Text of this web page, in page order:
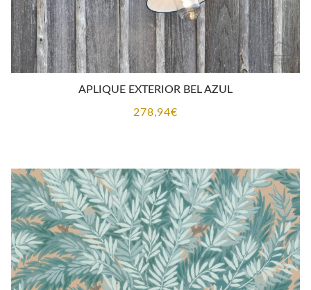
APLIQUE EXTERIOR BEL AZUL
278,94€